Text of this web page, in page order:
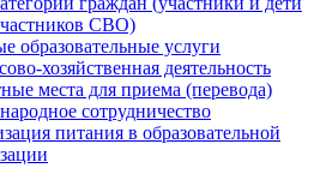
СВО)
образовательные услуги
хозяйственная деятельность
места для приема (перевода)
сотрудничество
питания в образовательной